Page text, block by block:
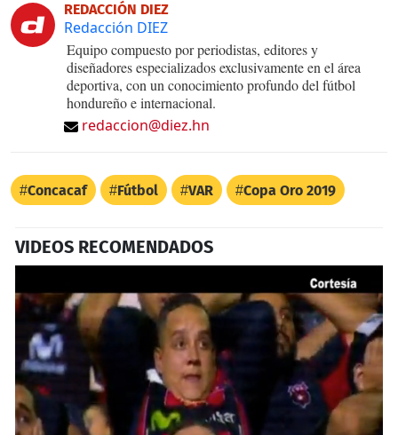
REDACCIÓN DIEZ
Redacción DIEZ
Equipo compuesto por periodistas, editores y
diseñadores especializados exclusivamente en el área
deportiva, con un conocimiento profundo del fútbol
hondureño e internacional.
redaccion@diez.hn
Concacaf Fútbol VAR Copa Oro 2019
VIDEOS RECOMENDADOS